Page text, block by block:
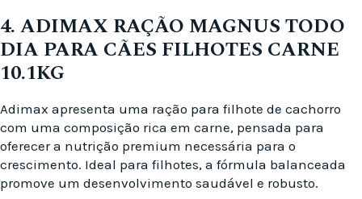
4. ADIMAX RAÇÃO MAGNUS TODO
DIA PARA CÃES FILHOTES CARNE
10.1KG
Adimax apresenta uma ração para filhote de cachorro
com uma composição rica em carne, pensada para
oferecer a nutrição premium necessária para o
crescimento. Ideal para filhotes, a fórmula balanceada
promove um desenvolvimento saudável e robusto.